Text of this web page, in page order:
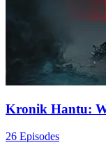
Kronik Hantu:
26 Episodes